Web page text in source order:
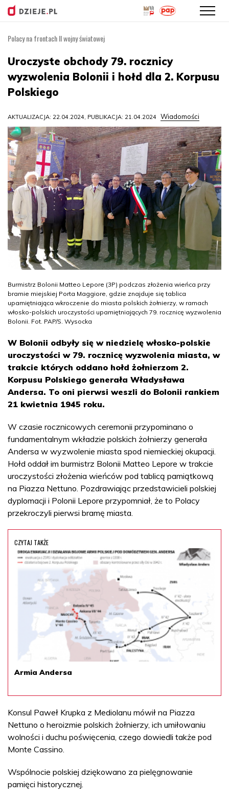
treści
Polacy na frontach II wojny światowej
Uroczyste obchody 79. rocznicy
wyzwolenia Bolonii i hołd dla 2. Korpusu
Polskiego
AKTUALIZACJA: 22.04.2024, PUBLIKACJA: 21.04.2024 Wiadomości
Burmistrz Bolonii Matteo Lepore (3P) podczas złożenia wieńca przy
bramie miejskiej Porta Maggiore, gdzie znajduje się tablica
upamiętniająca wkroczenie do miasta polskich żołnierzy, w ramach
włosko-polskich uroczystości upamiętniających 79. rocznicę wyzwolenia
Bolonii. Fot. PAP/S. Wysocka
W Bolonii odbyły się w niedzielę włosko-polskie
uroczystości w 79. rocznicę wyzwolenia miasta, w
trakcie których oddano hołd żołnierzom 2.
Korpusu Polskiego generała Władysława
Andersa. To oni pierwsi weszli do Bolonii rankiem
21 kwietnia 1945 roku.
W czasie rocznicowych ceremonii przypominano o
fundamentalnym wkładzie polskich żołnierzy generała
Andersa w wyzwolenie miasta spod niemieckiej okupacji.
Hołd oddał im burmistrz Bolonii Matteo Lepore w trakcie
uroczystości złożenia wieńców pod tablicą pamiątkową
na Piazza Nettuno. Pozdrawiając przedstawicieli polskiej
dyplomacji i Polonii Lepore przypomniał, że to Polacy
przekroczyli pierwsi bramę miasta.
CZYTAJ TAKŻE
Armia Andersa
Konsul Paweł Krupka z Mediolanu mówił na Piazza
Nettuno o heroizmie polskich żołnierzy, ich umiłowaniu
wolności i duchu poświęcenia, czego dowiedli także pod
Monte Cassino.
Wspólnocie polskiej dziękowano za pielęgnowanie
pamięci historycznej.